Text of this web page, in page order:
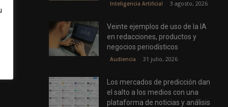
Inteligencia Artificial 3 agosto, 2026
Veinte ejemplos de uso de la IA
en redacciones, productos y
negocios periodísticos
Audiencia 31 julio, 2026
Los mercados de predicción dan
el salto a los medios con una
plataforma de noticias y análisis